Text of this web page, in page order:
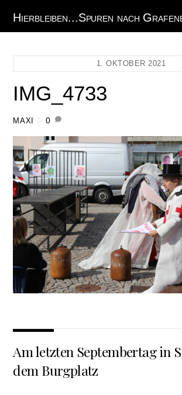
Hierbleiben...Spuren nach
1. OKTOBER 2021
IMG_4733
MAXI 0
Am letzten Septembertag in
dem Burgplatz